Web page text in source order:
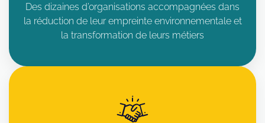
Des dizaines d’organisations accompagnées dans
la réduction de leur empreinte environnementale et
la transformation de leurs métiers